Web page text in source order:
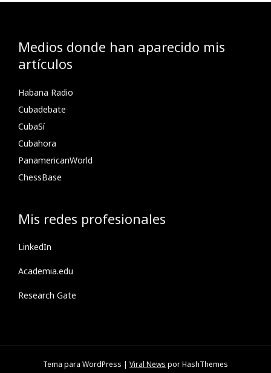
Medios donde han aparecido mis
artículos
Habana Radio
Cubadebate
CubaSí
Cubahora
PanamericanWorld
ChessBase
Mis redes profesionales
LinkedIn
Academia.edu
Research Gate
Tema para WordPress | Viral News por HashThemes